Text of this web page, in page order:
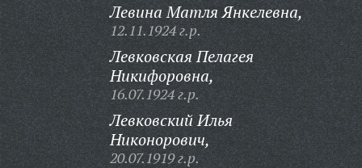
Левина Матля Янкелевна,
12.11.1924 г.р.
Левковская Пелагея
Никифоровна,
16.07.1924 г.р.
Левковский Илья
Никонорович,
20.07.1919 г.р.